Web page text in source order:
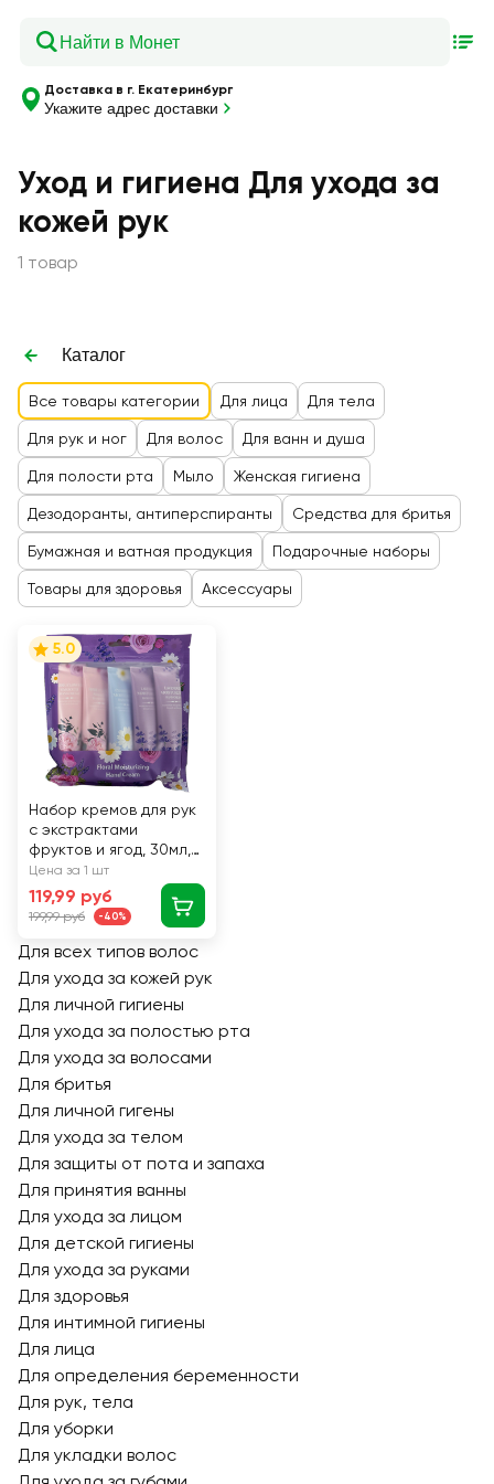
Доставка в г. Екатеринбург
Укажите адрес доставки
Уход и гигиена Для ухода за
кожей рук
1 товар
Каталог
Все товары категории Для лица Для тела
Для рук и ног Для волос Для ванн и душа
Для полости рта Мыло Женская гигиена
Дезодоранты, антиперспиранты Средства для бритья
Бумажная и ватная продукция Подарочные наборы
Товары для здоровья Аксессуары
5.0
Набор кремов для рук
с экстрактами
фруктов и ягод, 30мл,
5шт
Цена за 1 шт
119,99 руб
199,99 руб -40%
Для всех типов волос
Для ухода за кожей рук
Для личной гигиены
Для ухода за полостью рта
Для ухода за волосами
Для бритья
Для личной гигены
Для ухода за телом
Для защиты от пота и запаха
Для принятия ванны
Для ухода за лицом
Для детской гигиены
Для ухода за руками
Для здоровья
Для интимной гигиены
Для лица
Для определения беременности
Для рук, тела
Для уборки
Для укладки волос